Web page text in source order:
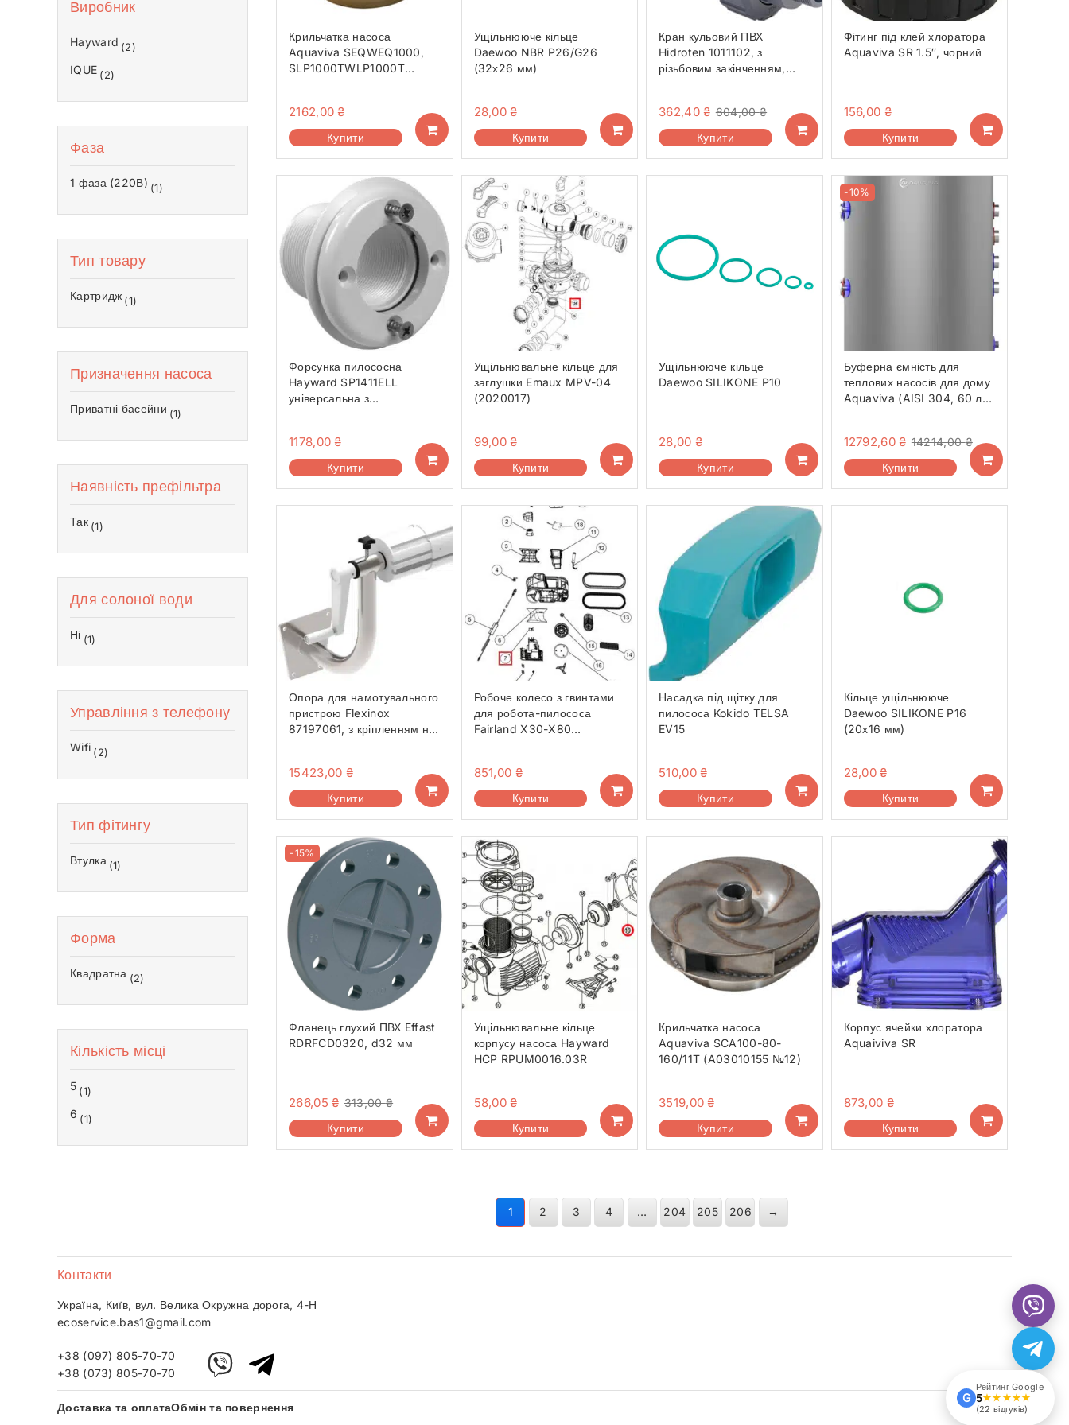
Аквафітнес і відпочинок на воді
Запчастини
Без категорії
Крильчатка насоса
Aquaviva SEQWEQ1000,
SLP1000TWLP1000T
2162,00₴
Купити
Ущільнююче кільце
Daewoo NBR P26/G26
(32х26 мм)
28,00₴
Купити
Кран кульовий ПВХ
Hidroten 1011102, з
різьбовим закінченням,
362,40₴ 604,00₴
Купити
Фітинг під клей хлоратора
Aquaviva SR 1.5″, чорний
156,00 ₴
Купити
Форсунка пилососна
Hayward SP1411ELL
універсальна з
1178,00₴
Купити
Ущільнювальне кільце для
заглушки Emaux MPV-04
(2020017)
99,00₴
Купити
Ущільнююче кільце
Daewoo SILIKONE P10
28,00 ₴
Купити
-10%
Буферна ємність для
теплових насосів для дому
Aquaviva (AISI 304, 60 л,
12792,60₴ 14214,00₴
Купити
Опора для намотувального
пристрою Flexinox
87197061, з кріпленням на
15423,00 ₴
Купити
Робоче колесо з гвинтами
для робота-пилососа
Fairland X30-X80
851,00 ₴
Купити
Насадка під щітку для
пилососа Kokido TELSA
EV15
510,00₴
Купити
Кільце ущільнююче
Daewoo SILIKONE P16
(20х16 мм)
28,00₴
Купити
-15%
Фланець глухий ПВХ Effast
RDRFCD0320, d32 мм
266,05₴ 313,00₴
Купити
Ущільнювальне кільце
корпусу насоса Hayward
HCP RPUM0016.03R
58,00₴
Купити
Крильчатка насоса
Aquaviva SCA100-80-
160/11T (A03010155 №12)
3519,00₴
Купити
Корпус ячейки хлоратора
Aquaiviva SR
873,00 ₴
Купити
1 2 3 4 … 204 205 206 →
Виробник
Hayward (2)
IQUE (2)
Фаза
1 фаза (220В) (1)
Тип товару
Картридж (1)
Призначення насоса
Приватні басейни (1)
Наявність префільтра
Так (1)
Для солоної води
Ні (1)
Управління з телефону
Wifi (2)
Тип фітингу
Втулка (1)
Форма
Квадратна (2)
Кількість місці
5 (1)
6 (1)
Контакти
Україна, Київ, вул. Велика Окружна дорога, 4-Н
ecoservice.bas1@gmail.com
+38 (097) 805-70-70
+38 (073) 805-70-70
Доставка та оплатаОбмін та повернення
G
Рейтинг Google
5★★★★★
(22 відгуків)